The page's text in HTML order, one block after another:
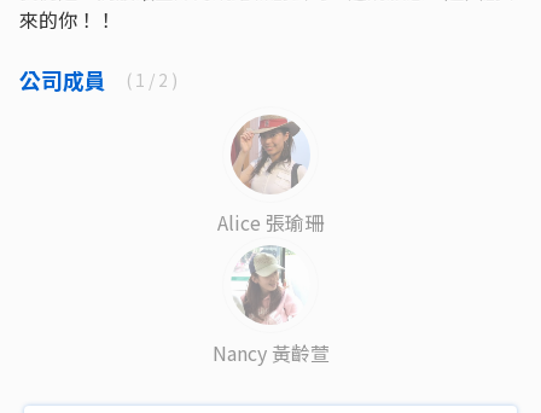
來的你！！
公司成員 ( 1 / 2 )
Alice 張瑜珊
Nancy 黃齡萱